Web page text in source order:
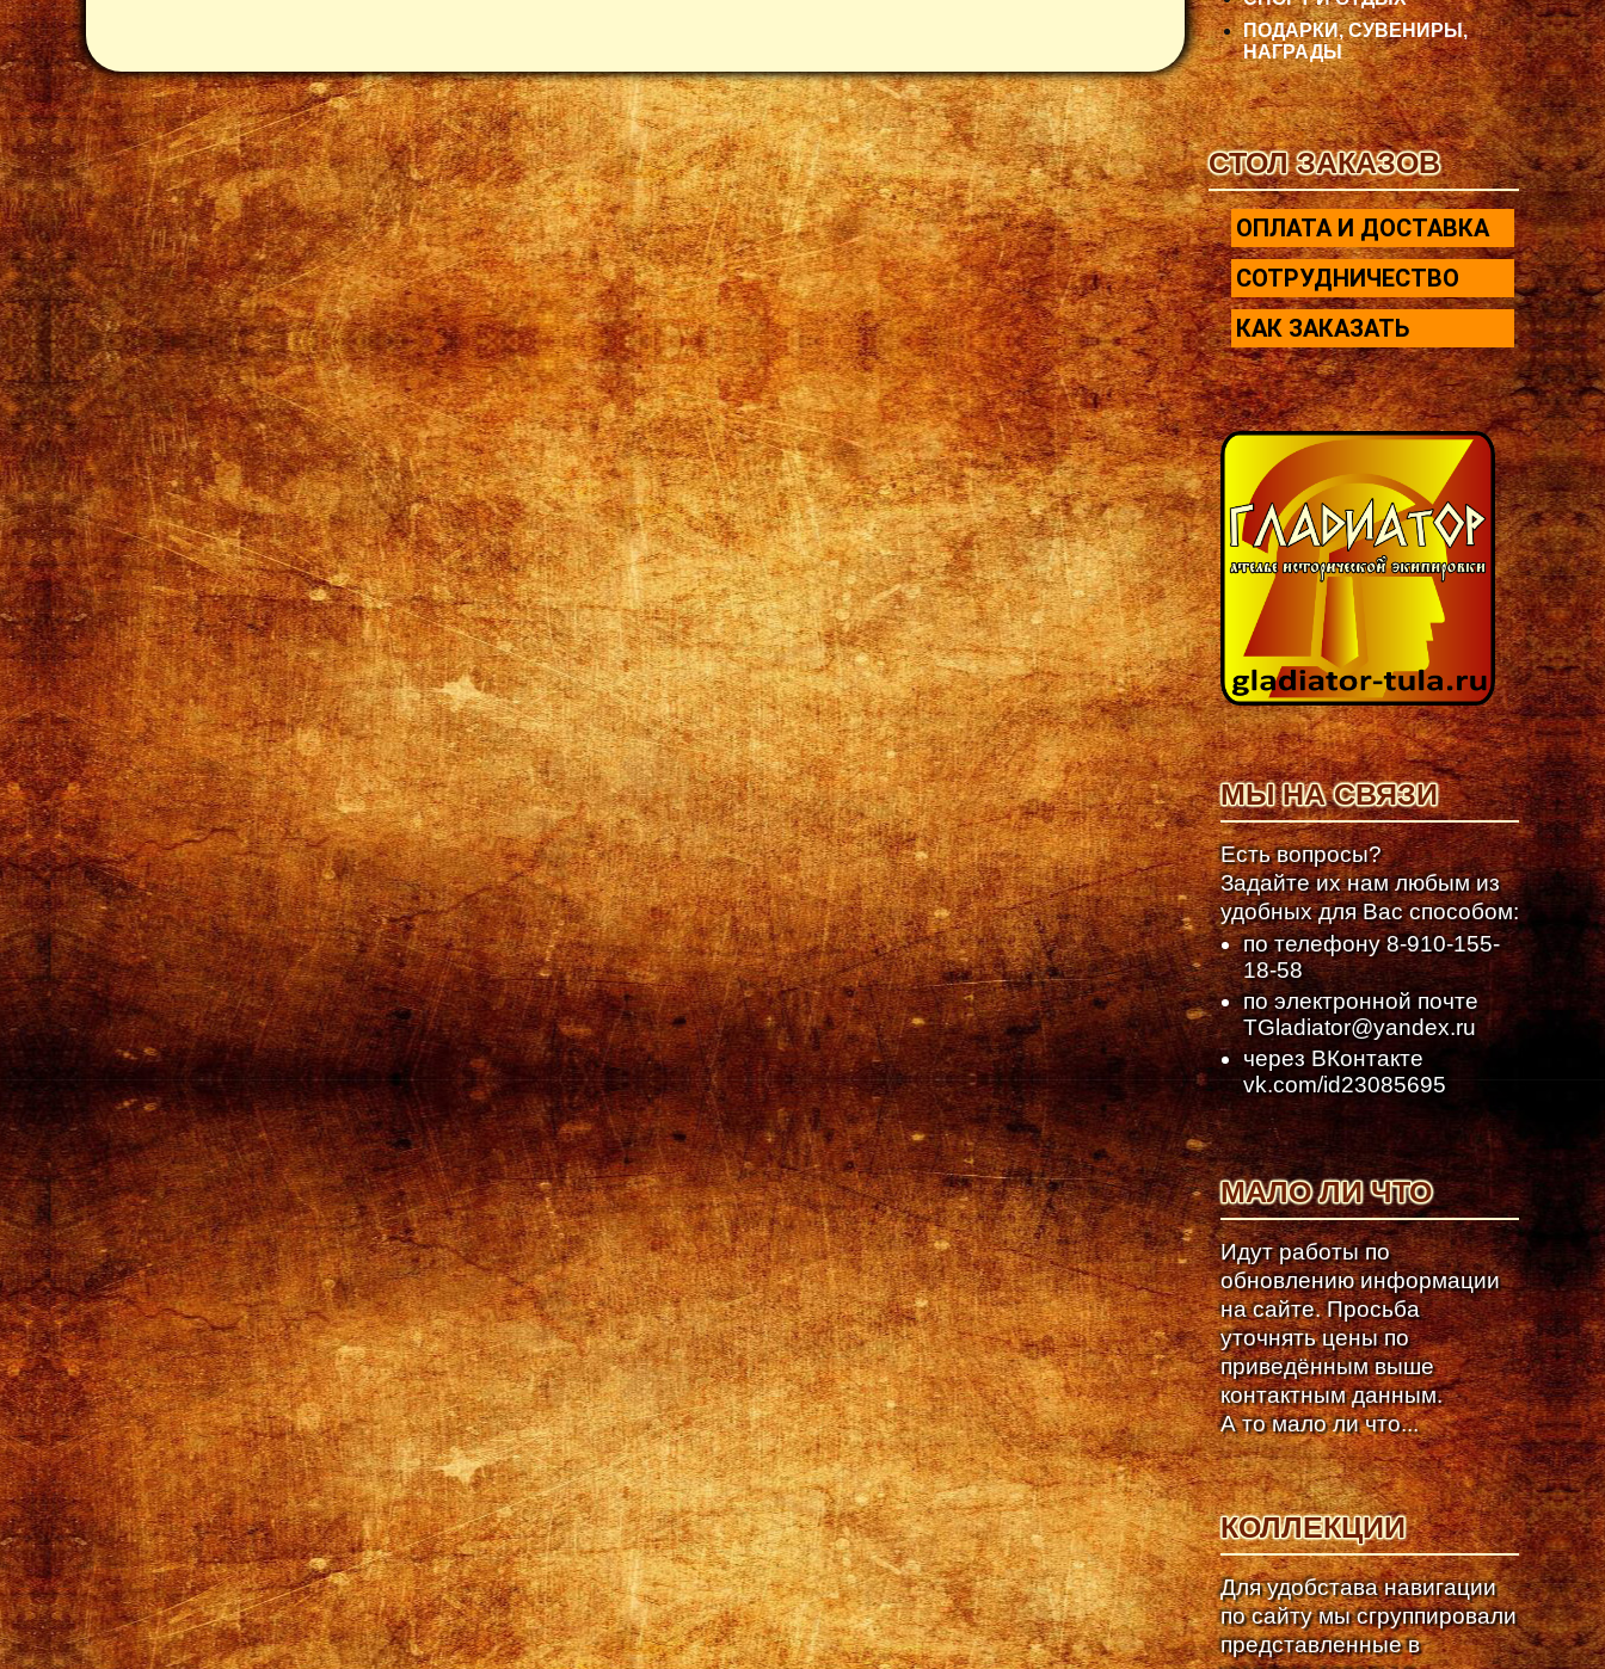
ПОДАРКИ, СУВЕНИРЫ,
НАГРАДЫ
СТОЛ ЗАКАЗОВ
ОПЛАТА И ДОСТАВКА
СОТРУДНИЧЕСТВО
КАК ЗАКАЗАТЬ
МЫ НА СВЯЗИ
Есть вопросы?
Задайте их нам любым из
удобных для Вас способом:
по телефону8-910-155-
18-58
по электронной почте
TGladiator@yandex.ru
через ВКонтакте
vk.com/id23085695
МАЛО ЛИ ЧТО
Идут работы по
обновлению информации
на сайте. Просьба
уточнять цены по
приведённым выше
контактным данным.
А то мало ли что...
КОЛЛЕКЦИИ
Для удобстава навигации
по сайту мы сгруппировали
представленные в